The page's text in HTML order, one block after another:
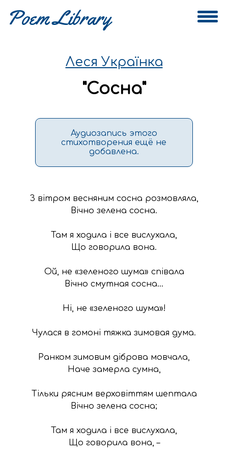
Леся Українка
"Сосна"
Аудиозапись этого
стихотворения ещё не
добавлена.
З вітром весняним сосна розмовляла,
Вічно зелена сосна.
Там я ходила і все вислухала,
Що говорила вона.
Ой, не «зеленого шума» співала
Вічно смутная сосна…
Ні, не «зеленого шума»!
Чулася в гомоні тяжка зимовая дума.
Ранком зимовим діброва мовчала,
Наче замерла сумна,
Тільки рясним верховіттям шептала
Вічно зелена сосна;
Там я ходила і все вислухала,
Що говорила вона, –